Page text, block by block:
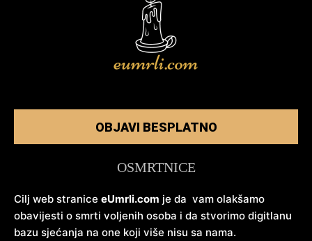
OBJAVI BESPLATNO
OSMRTNICE
Cilj web stranice eUmrli.com je da vam olakšamo
obavijesti o smrti voljenih osoba i da stvorimo digitlanu
bazu sjećanja na one koji više nisu sa nama.